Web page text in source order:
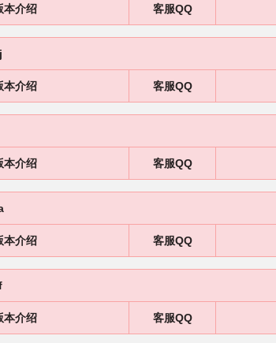
本介绍 客服QQ
本介绍 客服QQ
本介绍 客服QQ
本介绍 客服QQ
本介绍 客服QQ